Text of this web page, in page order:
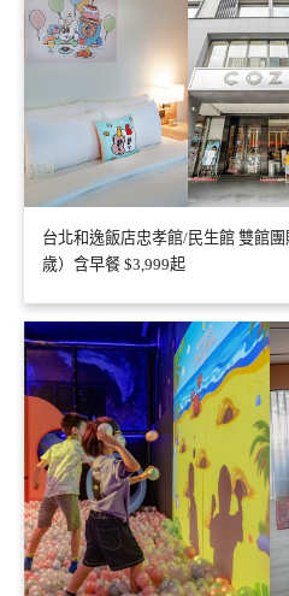
台北和逸飯店忠孝館/民生館 雙館
歲）含早餐 $3,999起